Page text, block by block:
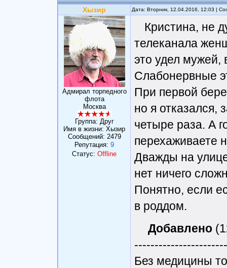
Хызир Дата: Вторник, 12.04.2016, 12:03 |
Адмирал торпедного
флота
Москва
Группа: Друг
Имя в жизни: Хызир
Сообщений: 2479
Репутация: 9
Статус: Offline
Кристина, не
телеканала
это удел мужей,
Слабонервные
При первой
но я отказался,
четыре раза. А
перехаживаете
Дважды на
нет ничего
Понятно, если
в роддом.
Добавлено
Без медицины